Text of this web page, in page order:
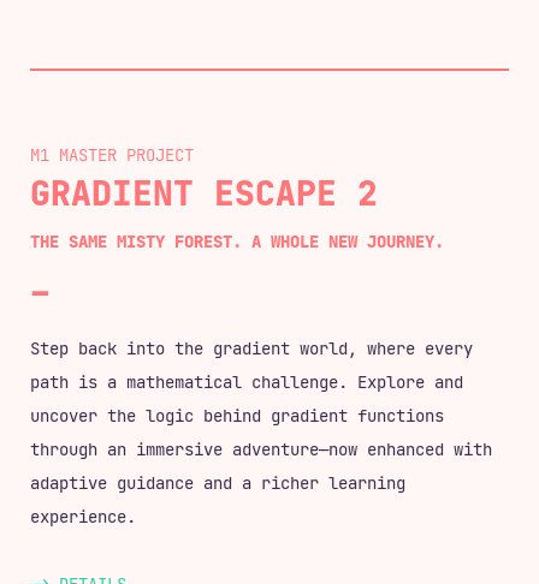
M1 MASTER
GRADIENT ESCAPE 2
THE SAME MISTY FOREST. A WHOLE NEW JOURNEY.
Step back into the gradient world, where every
path is a mathematical challenge. Explore and
uncover the logic behind gradient functions
through an immersive adventure—now enhanced with
adaptive guidance and a richer learning
experience.